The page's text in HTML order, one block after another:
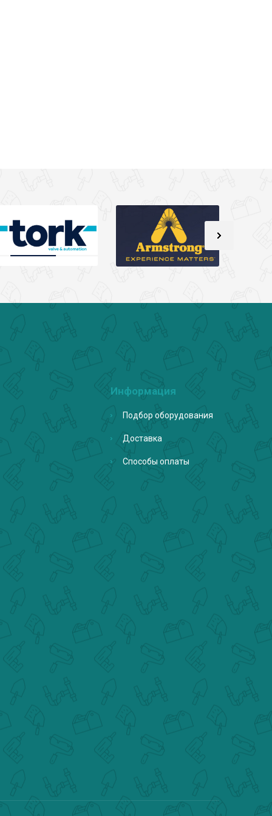
Информация
Подбор оборудования
Доставка
Способы оплаты